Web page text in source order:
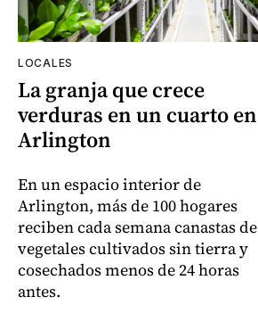
LOCALES
La granja que crece
verduras en un cuarto en
Arlington
En un espacio interior de
Arlington, más de 100 hogares
reciben cada semana canastas de
vegetales cultivados sin tierra y
cosechados menos de 24 horas
antes.